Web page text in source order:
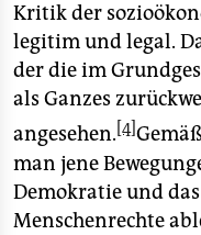
Kritik der
legitim und legal.
der die im
als Ganzes
angesehen. [4]
man jene
Demokratie und
Menschenrechte